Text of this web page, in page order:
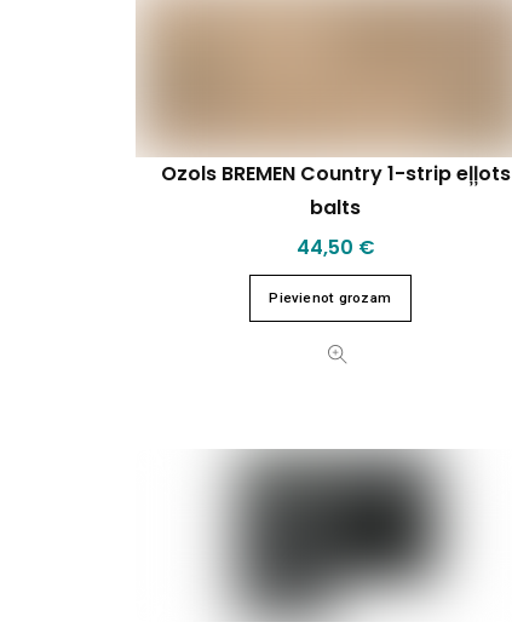
Ozols BREMEN Country 1-strip eļļots
balts
44,50 €
Pievienot grozam